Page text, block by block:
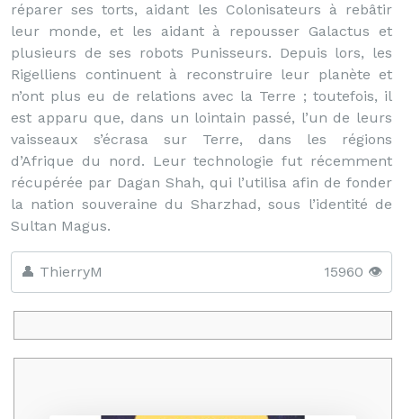
réparer ses torts, aidant les Colonisateurs à rebâtir
leur monde, et les aidant à repousser Galactus et
plusieurs de ses robots Punisseurs. Depuis lors, les
Rigelliens continuent à reconstruire leur planète et
n’ont plus eu de relations avec la Terre ; toutefois, il
est apparu que, dans un lointain passé, l’un de leurs
vaisseaux s’écrasa sur Terre, dans les régions
d’Afrique du nord. Leur technologie fut récemment
récupérée par Dagan Shah, qui l’utilisa afin de fonder
la nation souveraine du Sharzhad, sous l’identité de
Sultan Magus.
👤 ThierryM 15960 👁️